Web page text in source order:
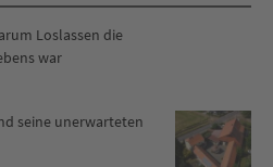
Loslassen die
war
seine unerwarteten